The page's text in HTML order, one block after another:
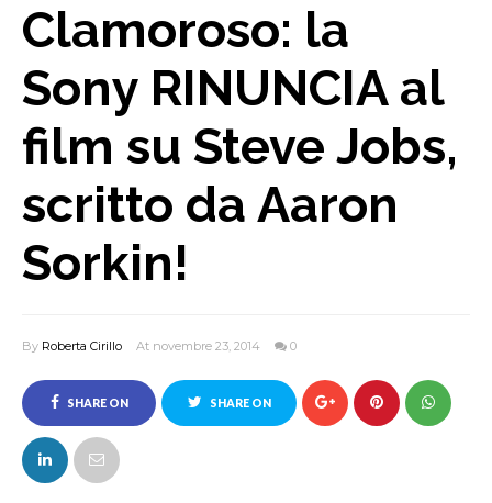
Clamoroso: la
Sony RINUNCIA al
film su Steve Jobs,
scritto da Aaron
Sorkin!
By Roberta Cirillo At novembre 23, 2014 0
SHARE ON
FACEBOOK
SHARE ON